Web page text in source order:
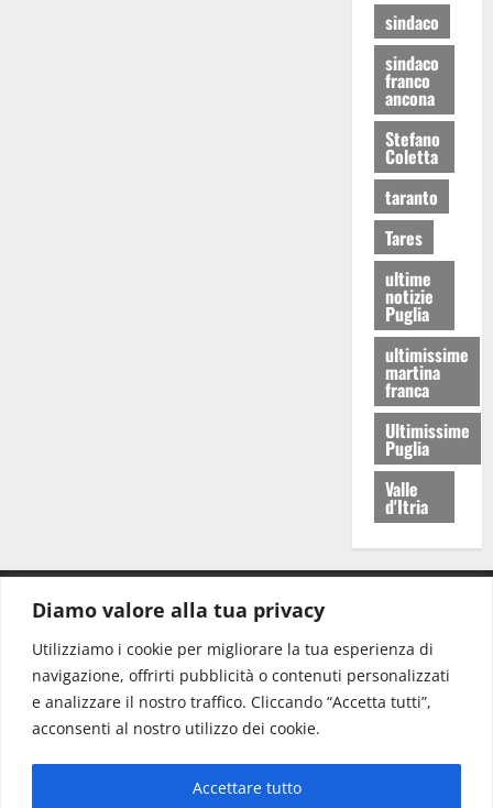
Diamo valore alla tua privacy
Utilizziamo i cookie per migliorare la tua esperienza di
navigazione, offrirti pubblicità o contenuti personalizzati
e analizzare il nostro traffico. Cliccando “Accetta tutti”,
acconsenti al nostro utilizzo dei cookie.
Accettare tutto
sindaco
sindaco
franco
ancona
Stefano
Coletta
taranto
Tares
ultime
notizie
Puglia
ultimissime
martina
franca
Ultimissime
Puglia
Valle
d'Itria
Redazione: redazione@www.martinasera.it
Direttore:direttore@www.martinasera.it
Info & Commerciale:info@www.martinasera.it